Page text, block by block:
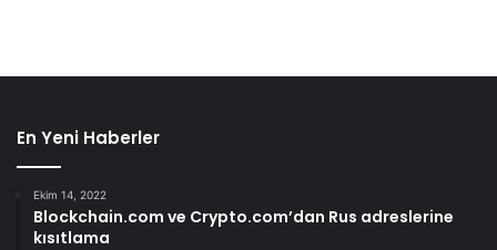
En Yeni Haberler
Ekim 14, 2022
Blockchain.com ve Crypto.com’dan Rus adreslerine
kısıtlama